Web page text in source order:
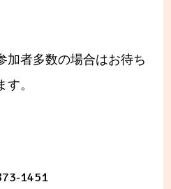
加者多数の場合はお待ち
。
1451